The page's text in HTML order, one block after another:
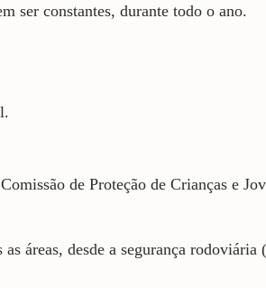
ser constantes, durante todo o ano.
de Proteção de Crianças e
áreas, desde a segurança rodoviária